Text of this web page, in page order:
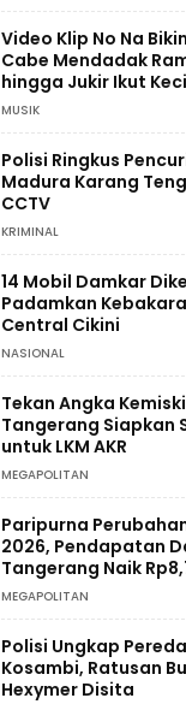
Video Klip No Na
Cabe Mendadak
hingga Jukir Ikut
MUSIK
Polisi Ringkus
Madura Karang
CCTV
KRIMINAL
14 Mobil Damkar
Padamkan
Central Cikini
NASIONAL
Tekan Angka
Tangerang Siapkan
untuk LKM AKR
MEGAPOLITAN
Paripurna
2026, Pendapatan
Tangerang Naik
MEGAPOLITAN
Polisi Ungkap
Kosambi, Ratusan
Hexymer Disita